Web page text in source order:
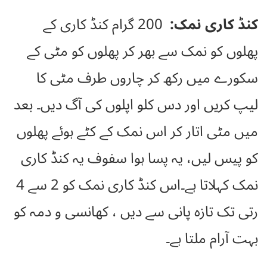
کنڈ کاری نمک:
200 گرام کنڈ کاری کے
پھلوں کو نمک سے بھر کر پھلوں کو مٹی کے
سکورے میں رکھ کر چاروں طرف مٹی کا
لیپ کریں اور دس کلو اپلوں کی آگ دیں۔ بعد
میں مٹی اتار کر اس نمک کے کٹے ہوئے پھلوں
کو پیس لیں، یہ پسا ہوا سفوف یہ کنڈ کاری
نمک کہلاتا ہے۔اس کنڈ کاری نمک کو 2 سے 4
رتی تک تازہ پانی سے دیں ، کھانسی و دمہ کو
بہت آرام ملتا ہے۔